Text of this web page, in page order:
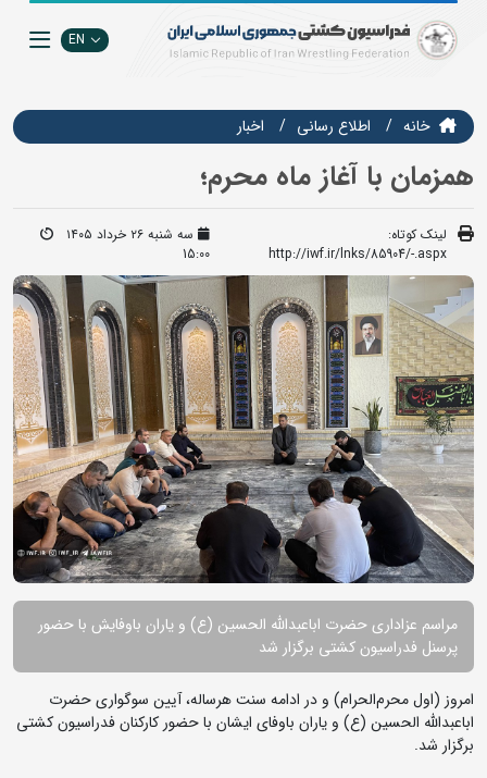
EN
خانه اطلاع رسانی اخبار
همزمان با آغاز ماه محرم؛
لینک کوتاه:
http://iwf.ir/lnks/85904/-.aspx
سه شنبه ۲۶ خرداد ۱۴۰۵
15:00
مراسم عزاداری حضرت اباعبدالله الحسین (ع) و یاران باوفایش با حضور
پرسنل فدراسیون کشتی برگزار شد
امروز (اول محرم‌الحرام) و در ادامه سنت هرساله، آیین سوگواری حضرت
اباعبدالله الحسین (ع) و یاران باوفای ایشان با حضور کارکنان فدراسیون کشتی
برگزار شد.